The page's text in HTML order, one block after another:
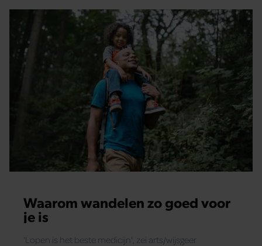
Waarom wandelen zo goed voor
je is
'Lopen is het beste medicijn', zei arts/wijsgeer